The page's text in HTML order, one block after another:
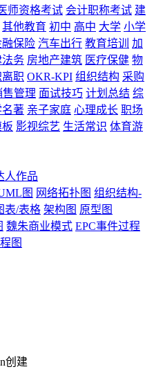
师资格考试 会计职称考试 建
其他教育 初中 高中 大学 小学
融保险 汽车出行 教育培训
加
务 房地产建筑 医疗保健 物
离职 OKR-KPI 组织结构 采购
售管理 面试技巧 计划总结 综
著 亲子家庭 心理成长 职场
影视综艺 生活常识 体育游
人作品
图 网络拓扑图 组织结构-
表/表格 架构图 原型图
魏朱商业模式 EPC事件过程
图
创建